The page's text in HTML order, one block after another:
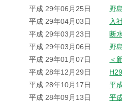
平成 29年06月25日
野
平成 29年04月03日
入
平成 29年03月23日
断
平成 29年03月06日
野
平成 29年01月07日
＜
平成 28年12月29日
平成 28年10月17日
平
平成 28年09月13日
平